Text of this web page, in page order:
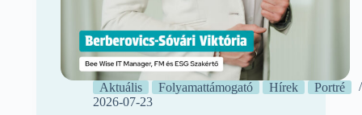
Aktuális Folyamattámogató Hírek
Portré
2026-07-23